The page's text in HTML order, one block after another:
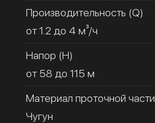
Производительность (Q)
от 1.2 до 4 м³/ч
Напор (H)
от 58 до 115 м
Материал проточной части
Чугун